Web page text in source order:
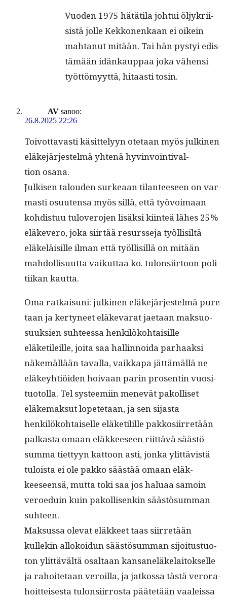
Vuo­den 1975 hätäti­la joh­tui öljykri­i­
sistä jolle Kekko­nenkaan ei oikein
mah­tanut mitään. Tai hän pystyi edis­
tämään idänkaup­paa joka vähen­si
työt­tömyyt­tä, hitaasti tosin.
AV sanoo:
26.8.2025 22:26
Toiv­ot­tavasti käsit­te­lyyn ote­taan myös julki­nen
eläke­jär­jestelmä yht­enä hyv­in­voin­ti­val­
tion osana.
Julkisen talouden surkeaan tilanteeseen on var­
masti osuuten­sa myös sil­lä, että työvoimaan
kohdis­tuu tulovero­jen lisäk­si kiin­teä läh­es 25%
eläkevero, joka siirtää resursse­ja työl­lisiltä
eläkeläisille ilman että työl­lisil­lä on mitään
mah­dol­lisu­ut­ta vaikut­taa ko. tulon­si­ir­toon poli­
ti­ikan kautta.
Oma ratkaisuni: julki­nen eläke­jär­jestelmä pure­
taan ja ker­tyneet eläke­varat jae­taan mak­su­o­
suuk­sien suh­teessa henkilöko­htaisille
eläketileille, joi­ta saa hallinnoi­da parhaak­si
näkemäl­lään taval­la, vaikka­pa jät­tämäl­lä ne
eläkey­htiöi­den hoivaan parin pros­entin vuosi­
tuo­tol­la. Tel sys­teemi­in menevät pakol­liset
eläke­mak­sut lopete­taan, ja sen sijasta
henkilöko­htaiselle eläketilille pakkosi­ir­retään
palka­s­ta omaan eläk­keeseen riit­tävä säästö­
sum­ma tiet­tyyn kat­toon asti, jon­ka ylit­tävistä
tuloista ei ole pakko säästää omaan eläk­
keeseen­sä, mut­ta toki saa jos halu­aa samoin
veroe­duin kuin pakol­lisenkin säästö­sum­man
suhteen.
Mak­sus­sa ole­vat eläk­keet taas siir­retään
kullekin allokoidun säästö­sum­man sijoi­tus­tuo­
ton ylit­tävältä osaltaan kansaneläke­laitok­selle
ja rahoite­taan veroil­la, ja jatkos­sa tästä verora­
hoit­teis­es­ta tulon­si­ir­rosta päätetään vaaleis­sa